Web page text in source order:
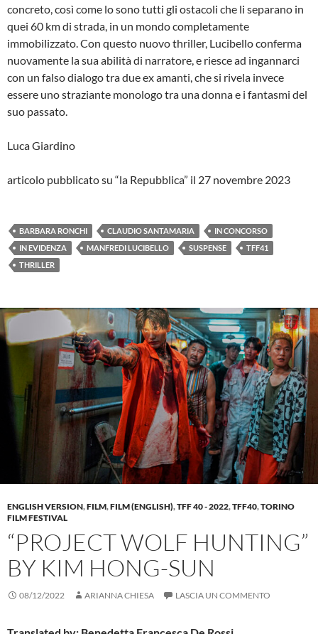
concreto, così come lo sono tutti gli ostacoli che li separano in
quei 60 km di strada, in un mondo completamente
immobilizzato. Con questo nuovo thriller, Lucibello conferma
nuovamente la sua abilità di narratore, e riesce ad ingannarci
con un falso dialogo tra due ex amanti, che si rivela invece
essere uno straziante monologo tra una donna e i fantasmi del
suo passato.
Luca Giardino
articolo pubblicato su “la Repubblica” il 27 novembre 2023
BARBARA RONCHI CLAUDIO SANTAMARIA
IN CONCORSO
IN EVIDENZA
MANFREDI LUCIBELLO SUSPENSE
TFF41
THRILLER
ENGLISH VERSION,FILM,FILM (ENGLISH),TFF 40 - 2022,TFF40,TORINO
FILM FESTIVAL
“PROJECT WOLF HUNTING”
BY KIM HONG-SUN
08/12/2022 ARIANNA CHIESA LASCIA UN COMMENTO